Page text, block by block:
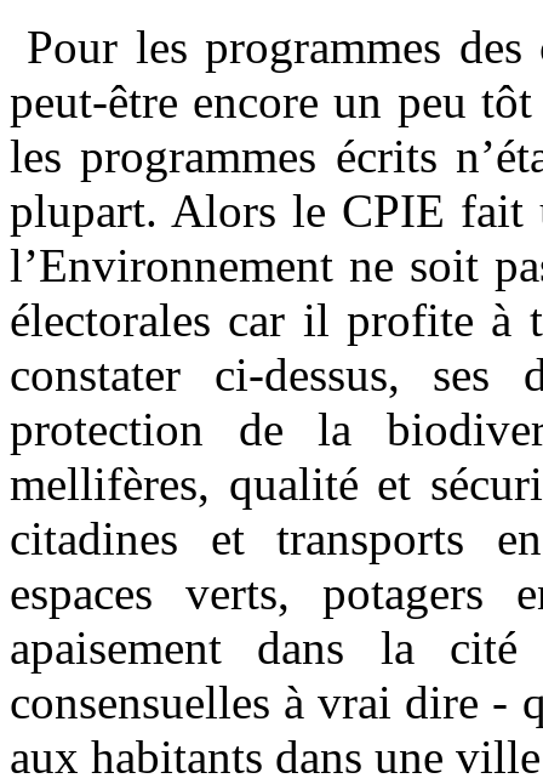
Pour les programmes
peut-être encore un peu
les programmes écrits
plupart. Alors le CPIE
l’Environnement ne soit
électorales car il profite à
constater ci-dessus, ses
protection de la
mellifères, qualité et
citadines et transports
espaces verts, potagers
apaisement dans la
consensuelles à vrai dire -
aux habitants dans une